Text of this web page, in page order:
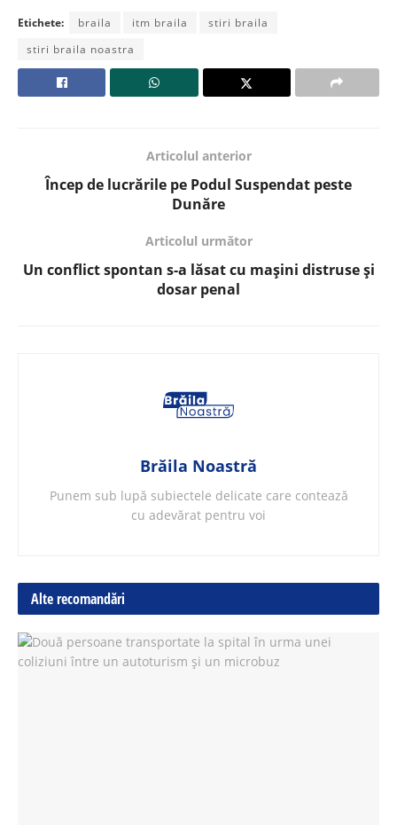
Etichete: braila itm braila
stiri braila
stiri braila noastra
Articolul anterior
Încep de lucrările pe Podul Suspendat peste
Dunăre
Articolul următor
Un conflict spontan s-a lăsat cu mașini distruse și
dosar penal
Brăila Noastră
Punem sub lupă subiectele delicate care contează
cu adevărat pentru voi
Alte recomandări